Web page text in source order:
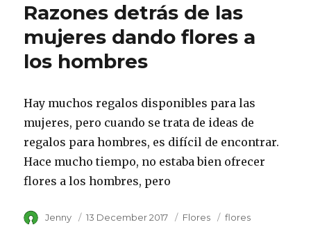
Razones detrás de las
mujeres dando flores a
los hombres
Hay muchos regalos disponibles para las
mujeres, pero cuando se trata de ideas de
regalos para hombres, es difícil de encontrar.
Hace mucho tiempo, no estaba bien ofrecer
flores a los hombres, pero
Author
Jenny
Posted
13 December 2017 Category
Flores Tags
flores